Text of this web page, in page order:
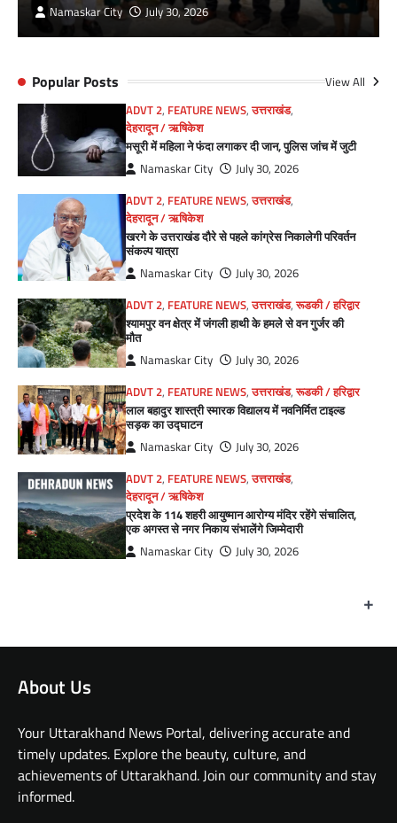
Namaskar City July 30, 2026
Popular Posts View All
ADVT 2, FEATURE NEWS,उत्तराखंड,
देहरादून / ऋषिकेश
मसूरी में महिला ने फंदा लगाकर दी जान, पुलिस जांच में जुटी
Namaskar City
July 30, 2026
ADVT 2, FEATURE NEWS,उत्तराखंड,
देहरादून / ऋषिकेश
खरगे के उत्तराखंड दौरे से पहले कांग्रेस निकालेगी परिवर्तन
संकल्प यात्रा
Namaskar City
July 30, 2026
ADVT 2, FEATURE NEWS,उत्तराखंड,रूडकी / हरिद्वार
श्यामपुर वन क्षेत्र में जंगली हाथी के हमले से वन गुर्जर की
मौत
Namaskar City
July 30, 2026
ADVT 2, FEATURE NEWS,उत्तराखंड,रूडकी / हरिद्वार
लाल बहादुर शास्त्री स्मारक विद्यालय में नवनिर्मित टाइल्ड
सड़क का उद्घाटन
Namaskar City
July 30, 2026
ADVT 2, FEATURE NEWS,उत्तराखंड,
देहरादून / ऋषिकेश
प्रदेश के 114 शहरी आयुष्मान आरोग्य मंदिर रहेंगे संचालित,
एक अगस्त से नगर निकाय संभालेंगे जिम्मेदारी
Namaskar City July 30, 2026
+
About Us
Your Uttarakhand News Portal, delivering accurate and
timely updates. Explore the beauty, culture, and
achievements of Uttarakhand. Join our community and stay
informed.